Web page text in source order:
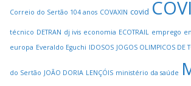
Correio do Sertão 104 anos COVAXIN covid
técnico DETRAN dj ivis economia ECOTRAIL emprego
europa Everaldo Eguchi IDOSOS JOGOS OLIMPICOS DE
do Sertão JOÃO DORIA LENÇÓIS ministério da saúde